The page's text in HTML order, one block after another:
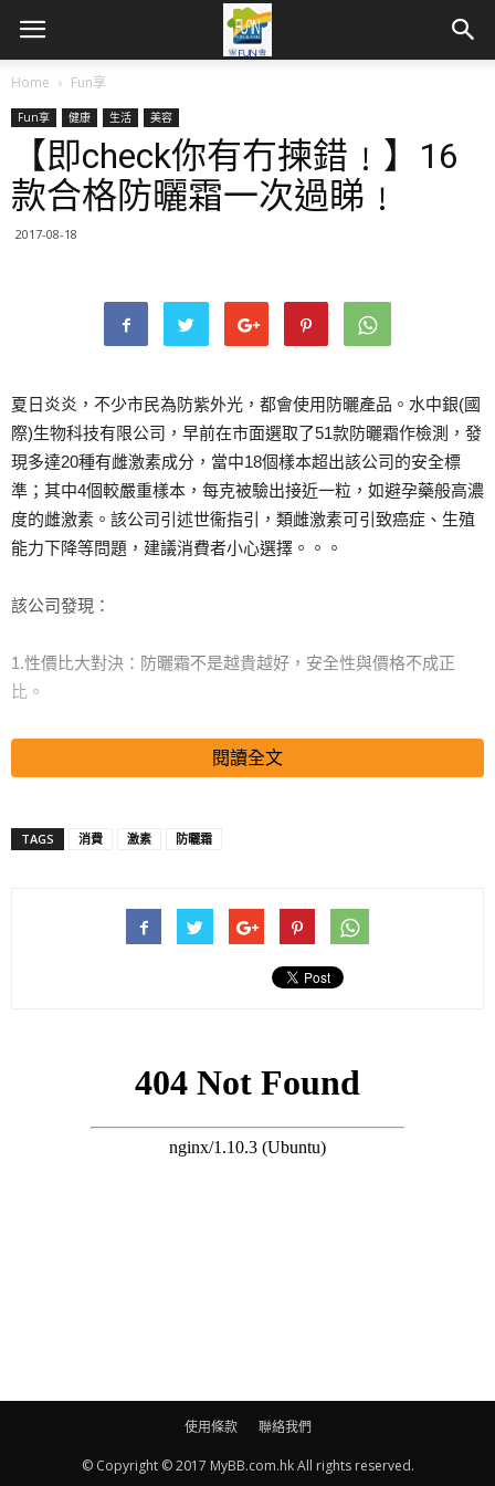
Home Fun享
Fun享 健康 生活 美容
【即check你有冇揀錯﹗】16
款合格防曬霜一次過睇﹗
2017-08-18
夏日炎炎，不少市民為防紫外光，都會使用防曬產品。水中銀(國
際)生物科技有限公司，早前在市面選取了51款防曬霜作檢測，發
現多達20種有雌激素成分，當中18個樣本超出該公司的安全標
準；其中4個較嚴重樣本，每克被驗出接近一粒，如避孕藥般高濃
度的雌激素。該公司引述世衞指引，類雌激素可引致癌症、生殖
能力下降等問題，建議消費者小心選擇。。。
該公司發現：
1.性價比大對決：防曬霜不是越貴越好，安全性與價格不成正
比。
2、品牌所在地大對決：亞洲品牌比歐美澳品牌更安全。
4.歐美品牌比較：整體表現不理想。
5. 三大類型防曬產品中，物理防曬是最安全的選擇。
閱讀全文
TAGS 消費 激素 防曬霜
使用條款 聯絡我們
© Copyright © 2017 MyBB.com.hk All rights reserved.